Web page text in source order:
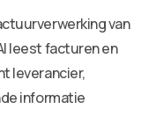
van
leest facturen en
leverancier,
informatie